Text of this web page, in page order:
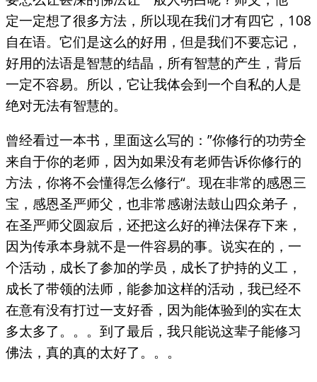
定一定想了很多方法，所以现在我们才有四它，108
自在语。它们是这么的好用，但是我们不要忘记，
好用的法语是智慧的结晶，所有智慧的产生，背后
一定不容易。所以，它让我体会到一个自私的人是
绝对无法有智慧的。
曾经看过一本书，里面这么写的：”你修行的功劳全
来自于你的老师，因为如果没有老师告诉你修行的
方法，你将不会懂得怎么修行“。现在非常的感恩三
宝，感恩圣严师父，也非常感谢法鼓山四众弟子，
在圣严师父圆寂后，还把这么好的禅法保存下来，
因为传承本身就不是一件容易的事。说实在的，一
个活动，成长了参加的学员，成长了护持的义工，
成长了带领的法师，能参加这样的活动，我已经不
在意有没有打过一支好香，因为能体验到的实在太
多太多了。。。到了最后，我只能说这辈子能修习
佛法，真的真的太好了。。。